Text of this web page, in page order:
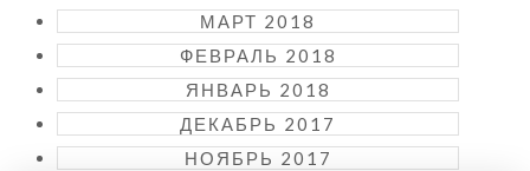
МАРТ 2018
ФЕВРАЛЬ 2018
ЯНВАРЬ 2018
ДЕКАБРЬ 2017
НОЯБРЬ 2017